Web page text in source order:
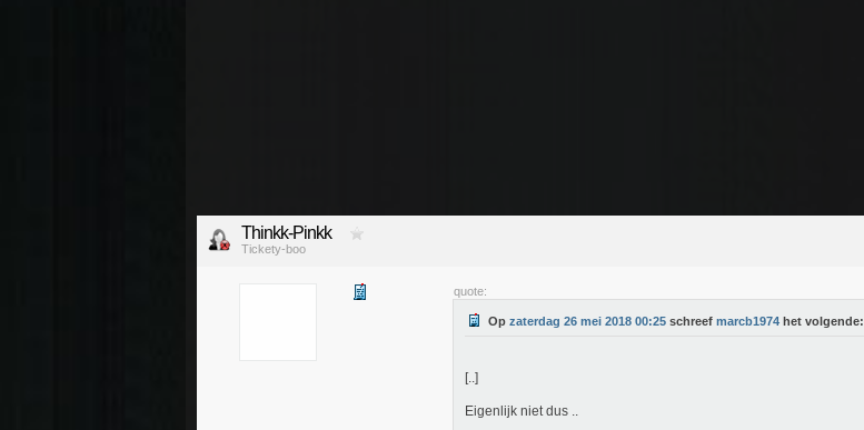
Thinkk-Pinkk
Tickety-boo
quote:
Op zaterdag 26 mei 2018 00:25 schreef marcb1974 het volgende:
[..]
Eigenlijk niet dus ..